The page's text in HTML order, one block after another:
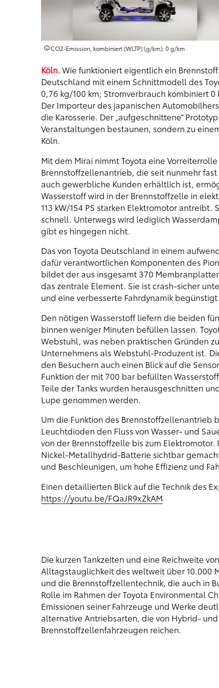
CO2-Emission, kombiniert (WLTP) (g/km): 0 g/km
Köln. Wie funktioniert eigentlich ein
Deutschland mit einem Schnittmodell des
0,76 kg/100 km; Stromverbrauch kombiniert
Der Importeur des japanischen
die Karosserie. Der „aufgeschnittene“
Veranstaltungen bestaunen, sondern zu
Köln.
Mit dem Mirai nimmt Toyota eine
Brennstoffzellenantrieb, die seit nunmehr
auch gewerbliche Kunden erhältlich ist,
Wasserstoff wird in der Brennstoffzelle in
113 kW/154 PS starken Elektromotor
schnell. Unterwegs wird lediglich
gibt es hingegen nicht.
Das von Toyota Deutschland in einem
dafür verantwortlichen Komponenten des
bildet der aus insgesamt 370
das zentrale Element. Sie ist crash-sicher
und eine verbesserte Fahrdynamik begünstigt.
Den nötigen Wasserstoff liefern die beiden
binnen weniger Minuten befüllen lassen.
Webstuhl, was neben praktischen Gründen
Unternehmens als Webstuhl-Produzent ist.
den Besuchern auch einen Blick auf die
Funktion der mit 700 bar befüllten
Teile der Tanks wurden herausgeschnitten
Lupe genommen werden.
Um die Funktion des
Leuchtdioden den Fluss von Wasser- und
von der Brennstoffzelle bis zum
Nickel-Metallhydrid-Batterie sichtbar
und Beschleunigen, um hohe Effizienz und
Einen detaillierten Blick auf die Technik des
https://youtu.be/FQaJR9xZkAM
Die kurzen Tankzeiten und eine Reichweite
Alltagstauglichkeit des weltweit über 10.000
und die Brennstoffzellentechnik, die auch in
Rolle im Rahmen der Toyota Environmental
Emissionen seiner Fahrzeuge und Werke
alternative Antriebsarten, die von Hybrid-
Brennstoffzellenfahrzeugen reichen.